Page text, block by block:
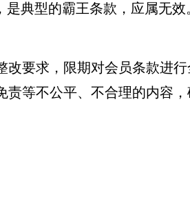
典型的霸王条款，应属无效
要求，限期对会员条款进行
等不公平、不合理的内容